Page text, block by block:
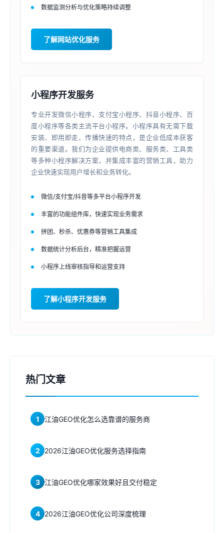
数据监测分析与优化策略持续调整
了解网站优化服务
小程序开发服务
专业开发微信小程序、支付宝小程序、抖音小程序、百
度小程序等各类主流平台小程序。小程序具有无需下载
安装、即用即走、传播快速的特点，是企业低成本获客
的重要渠道。我们为企业提供电商类、服务类、工具类
等多种小程序解决方案，并集成丰富的营销工具，助力
企业快速实现用户增长和业务转化。
微信/支付宝/抖音等多平台小程序开发
丰富的功能组件库，快速实现业务需求
拼团、秒杀、优惠券等营销工具集成
数据统计分析后台，精准把握运营
小程序上线审核指导和运营支持
了解小程序开发服务
热门文章
1 江油GEO优化怎么选靠谱的服务商
2 2026江油GEO优化服务选择指南
3 江油GEO优化哪家效果好且交付稳定
4 2026江油GEO优化公司深度梳理